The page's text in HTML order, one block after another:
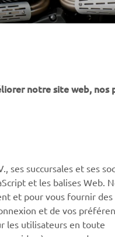
de pièces
notre site web, nos
ses succursales et ses
et les balises Web.
et pour vous fournir des
et de vos
les utilisateurs en toute